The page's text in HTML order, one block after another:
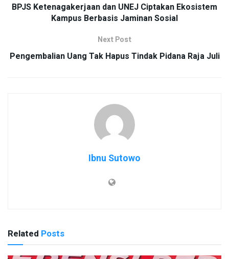
BPJS Ketenagakerjaan dan UNEJ Ciptakan Ekosistem
Kampus Berbasis Jaminan Sosial
Next Post
Pengembalian Uang Tak Hapus Tindak Pidana Raja Juli
Ibnu Sutowo
Related Posts